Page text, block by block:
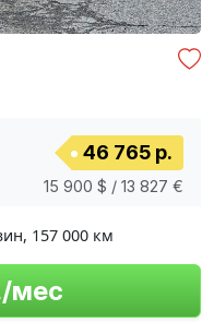
46 765 р.
15 900 $ / 13 827 €
, 157 000 км
мес